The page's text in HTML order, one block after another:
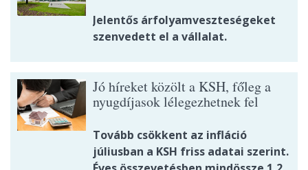
Jelentős árfolyamveszteségeket
szenvedett el a vállalat.
Jó híreket közölt a KSH, főleg a
nyugdíjasok lélegezhetnek fel
Tovább csökkent az infláció
júliusban a KSH friss adatai szerint.